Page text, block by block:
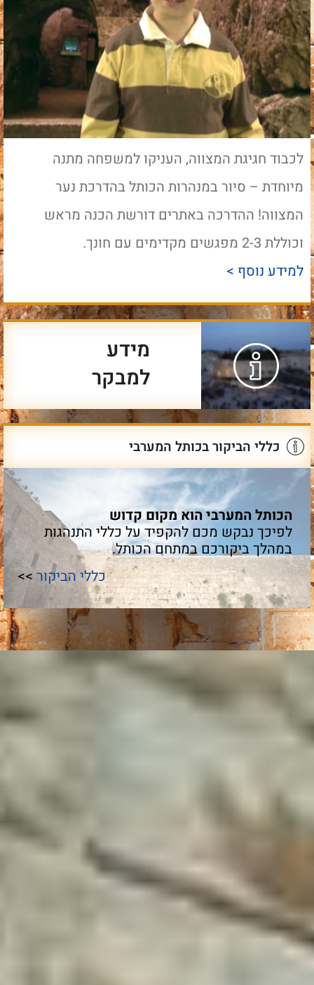
לכבוד חגיגת המצווה, העניקו למשפחה מתנה
מיוחדת – סיור במנהרות הכותל בהדרכת נער
המצווה! ההדרכה באתרים דורשת הכנה מראש
וכוללת 2-3 מפגשים מקדימים עם חונך.
למידע נוסף >
מידע
למבקר
כללי הביקור בכותל המערבי
הכותל המערבי הוא מקום קדוש
לפיכך נבקש מכם להקפיד על כללי התנהגות
במהלך ביקורכם במתחם הכותל.
כללי הביקור >>